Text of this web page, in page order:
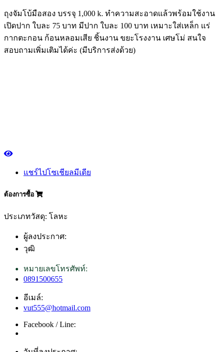
ถุงจัมโบ้มือสอง บรรจุ 1,000 k. ทำความสะอาดแล้วพร้อมใช้งาน
เปิดปาก ใบละ 75 บาท มีปาก ใบละ 100 บาท เหมาะใส่เหล็ก แร่
กากตะกอน ก้อนหลอมเสีย ชิ้นงาน ขยะโรงงาน เศษโม่ สนใจ
สอบถามเพิ่มเติมได้ค่ะ (มีบริการส่งด้วย)
แชร์ไปโซเชียลมีเดีย
ต้องการซื้อ
ประเภทวัสดุ: โลหะ
ผู้ลงประกาศ:
วุฒิ
หมายเลขโทรศัพท์:
0891500655
อีเมล์:
vut555@hotmail.com
Facebook / Line: